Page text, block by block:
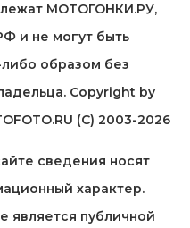
МОТОГОНКИ.РУ,
и не могут быть
образом без
Copyright by
(C) 2003-2026
сведения носят
характер.
является публичной